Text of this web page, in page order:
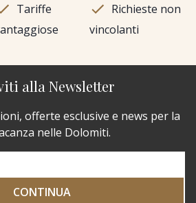
Tariffe
Richieste non
vincolanti
alla Newsletter
offerte esclusive e news per la
nelle Dolomiti.
CONTINUA